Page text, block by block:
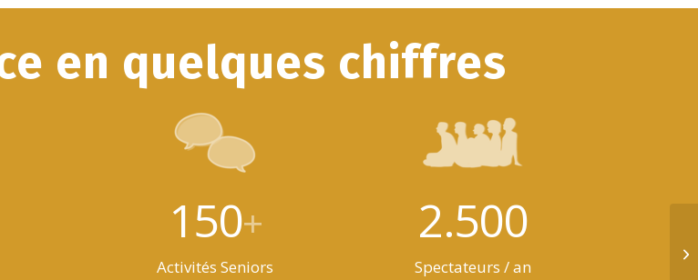
en quelques chiffres
150+
Activités Seniors
2.500
Spectateurs / an